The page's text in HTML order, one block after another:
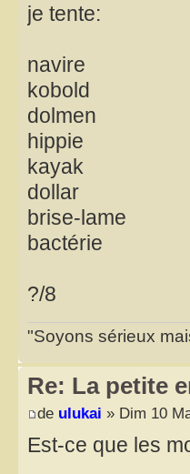
je tente:
navire
kobold
dolmen
hippie
kayak
dollar
brise-lame
bactérie
?/8
"Soyons sérieux
Re: La petite
de ulukai » Dim 10
Est-ce que les